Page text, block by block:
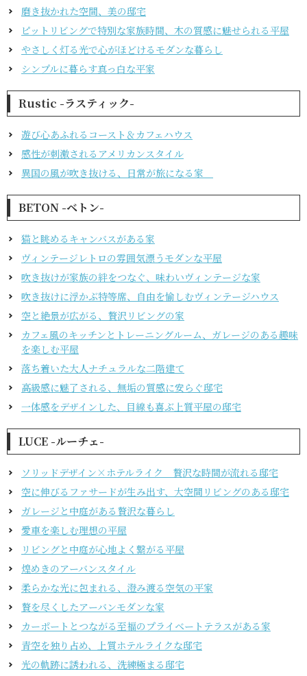
磨き抜かれた空間、美の邸宅
ピットリビングで特別な家族時間、木の質感に魅せられる平屋
やさしく灯る光で心がほどけるモダンな暮らし
シンプルに暮らす真っ白な平家
Rustic -ラスティック-
遊び心あふれるコースト＆カフェハウス
感性が刺激されるアメリカンスタイル
異国の風が吹き抜ける、日常が旅になる家
BETON -ベトン-
猫と眺めるキャンバスがある家
ヴィンテージレトロの雰囲気漂うモダンな平屋
吹き抜けが家族の絆をつなぐ、味わいヴィンテージな家
吹き抜けに浮かぶ特等席、自由を愉しむヴィンテージハウス
空と絶景が広がる、贅沢リビングの家
カフェ風のキッチンとトレーニングルーム、ガレージのある趣味
を楽しむ平屋
落ち着いた大人ナチュラルな二階建て
高級感に魅了される、無垢の質感に安らぐ邸宅
一体感をデザインした、目線も喜ぶ上質平屋の邸宅
LUCE -ルーチェ-
ソリッドデザイン×ホテルライク 贅沢な時間が流れる邸宅
空に伸びるファサードが生み出す、大空間リビングのある邸宅
ガレージと中庭がある贅沢な暮らし
愛車を楽しむ理想の平屋
リビングと中庭が心地よく繋がる平屋
煌めきのアーバンスタイル
柔らかな光に包まれる、澄み渡る空気の平家
贅を尽くしたアーバンモダンな家
カーポートとつながる至福のプライベートテラスがある家
青空を独り占め、上質ホテルライクな邸宅
光の軌跡に誘われる、洗練極まる邸宅